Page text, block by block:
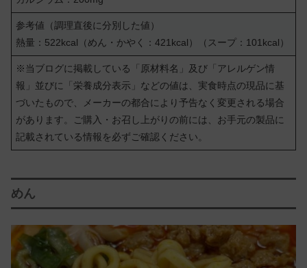
参考値（調理直後に分別した値）
熱量：522kcal（めん・かやく：421kcal）（スープ：101kcal）
※当ブログに掲載している「原材料名」及び「アレルゲン情
報」並びに「栄養成分表示」などの値は、実食時点の現品に基
づいたもので、メーカーの都合により予告なく変更される場合
があります。ご購入・お召し上がりの前には、お手元の製品に
記載されている情報を必ずご確認ください。
めん